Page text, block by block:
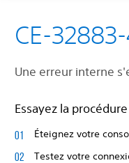
CE-
Une erreur interne
Essayez la
Éteignez votre
Testez votre